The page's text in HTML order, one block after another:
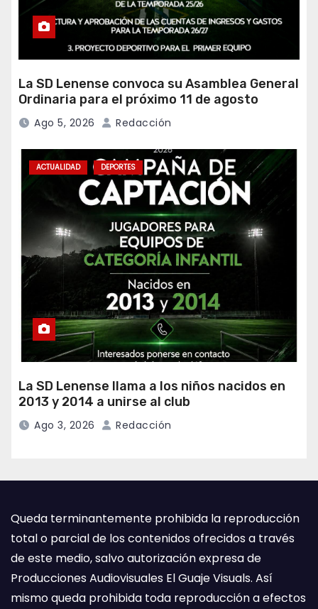
La SD Lenense convoca su Asamblea General
Ordinaria para el próximo 11 de agosto
Ago 5, 2026 Redacción
ACTUALIDAD DEPORTES
La SD Lenense llama a los niños nacidos en
2013 y 2014 a unirse al club
Ago 3, 2026 Redacción
Queda terminantemente prohibida la reproducción
total o parcial de los contenidos ofrecidos a través
de este medio, salvo autorización expresa de
Producciones Audiovisuales El Guaje Visuals. Así
mismo queda prohibida toda reproducción a efectos